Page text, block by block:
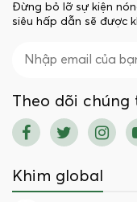
Đừng bỏ lỡ sự kiện
siêu hấp dẫn sẽ được
Theo dõi chúng
Khim global